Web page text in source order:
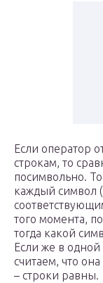
Если оператор
строкам, то
посимвольно.
каждый символ
того момента,
тогда какой
Если же в одной
считаем, что
– строки равны.